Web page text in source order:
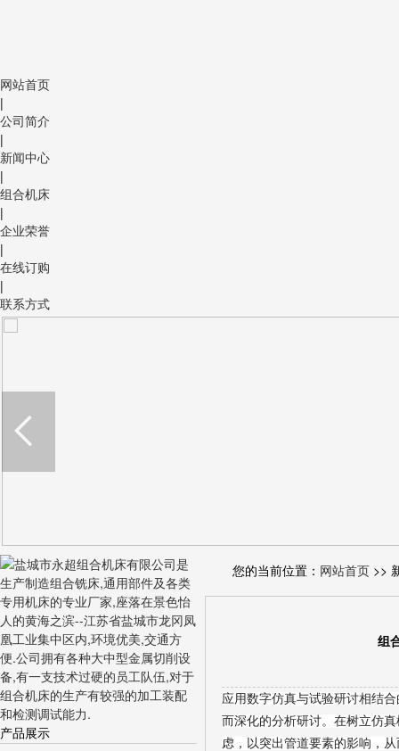
网站首页
|
公司简介
|
新闻中心
|
组合机床
|
企业荣誉
|
在线订购
|
联系方式
产品展示
您的当前位置： 网站首页 >>
组
应用数字仿真与试验研讨相结
而深化的分析研讨。在树立仿
虑，以突出管道要素的影响，